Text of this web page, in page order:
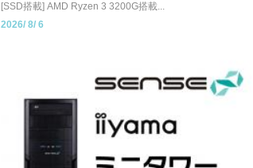
[SSD搭載] AMD Ryzen 3 3200G搭載...
2026/ 8/ 6